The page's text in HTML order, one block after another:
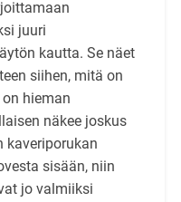
juuri
kautta. Se näet
siihen, mitä on
hieman
näkee joskus
kaveriporukan
sisään, niin
jo valmiiksi